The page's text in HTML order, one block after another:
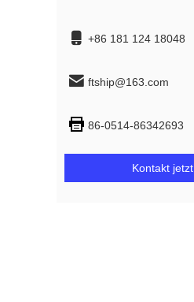
+86 181 124 18048
ftship@163.com
86-0514-86342693
Kontakt jetzt